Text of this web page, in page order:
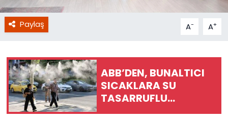
Paylaş A- A+
ABB’DEN, BUNALTICI
SICAKLARA SU
TASARRUFLU
SERİNLETME SİSTEMİ